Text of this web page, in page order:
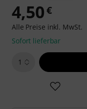
4,50€
Alle Preise inkl. MwSt.
Sofort lieferbar
1